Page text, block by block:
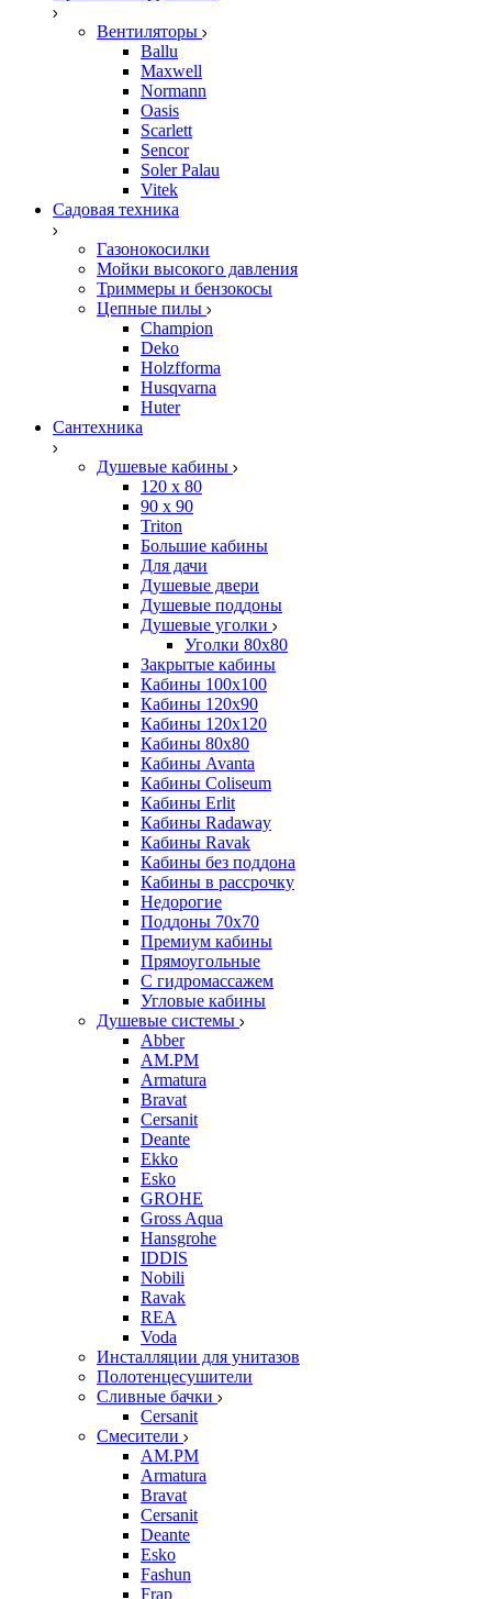
Вентиляторы
Ballu
Maxwell
Normann
Oasis
Scarlett
Sencor
Soler Palau
Vitek
Садовая техника
Газонокосилки
Мойки высокого давления
Триммеры и бензокосы
Цепные пилы
Champion
Deko
Holzfforma
Husqvarna
Huter
Сантехника
Душевые кабины
120 x 80
90 х 90
Triton
Большие кабины
Для дачи
Душевые двери
Душевые поддоны
Душевые уголки
Уголки 80х80
Закрытые кабины
Кабины 100x100
Кабины 120x90
Кабины 120х120
Кабины 80х80
Кабины Avanta
Кабины Coliseum
Кабины Erlit
Кабины Radaway
Кабины Ravak
Кабины без поддона
Кабины в рассрочку
Недорогие
Поддоны 70x70
Премиум кабины
Прямоугольные
С гидромассажем
Угловые кабины
Душевые системы
Abber
AM.PM
Armatura
Bravat
Cersanit
Deante
Ekko
Esko
GROHE
Gross Aqua
Hansgrohe
IDDIS
Nobili
Ravak
REA
Voda
Инсталляции для унитазов
Полотенцесушители
Сливные бачки
Cersanit
Смесители
AM.PM
Armatura
Bravat
Cersanit
Deante
Esko
Fashun
Frap